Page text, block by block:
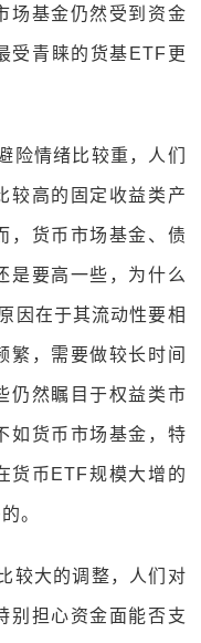
场基金仍然受到资金
受青睐的货基ETF更
险情绪比较重，人们
较高的固定收益类产
，货币市场基金、债
是要高一些，为什么
因在于其流动性要相
繁，需要做较长时间
仍然瞩目于权益类市
如货币市场基金，特
货币ETF规模大增的
。
较大的调整，人们对
别担心资金面能否支